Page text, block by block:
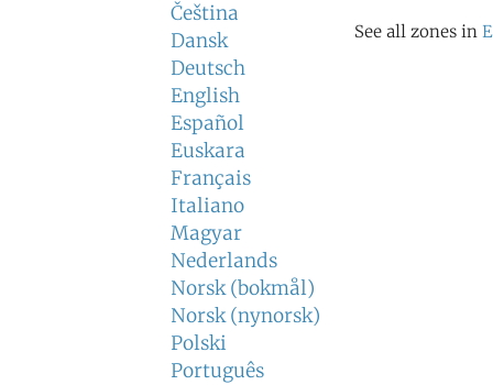
Čeština
Dansk
Deutsch
English
Español
Euskara
Français
Italiano
Magyar
Nederlands
Norsk (bokmål)
Norsk (nynorsk)
Polski
Português
See all zones in